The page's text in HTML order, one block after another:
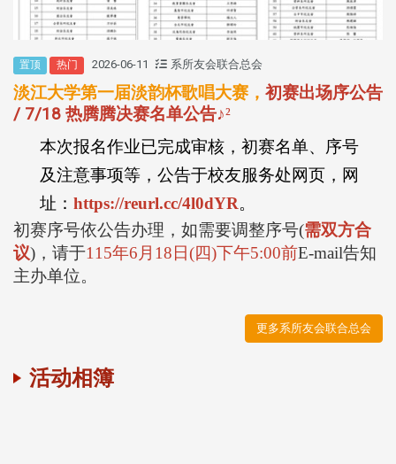
置顶 热门 2026-06-11 系所友会联合总会
淡江大学第一届淡韵杯歌唱大赛， 初赛出场序公告
/ 7/18 热腾腾决赛名单公告♪²
本次报名作业已完成审核，初赛名单、序号
及注意事项等，公告于校友服务处网页，网
址： https://reurl.cc/4l0dYR。
初赛序号依公告办理，如需要调整序号(需双方合
议) ，请于115年6 月 18 日(四)下午5:00前E-mail告知
主办单位。
更多系所友会联合总会
活动相簿